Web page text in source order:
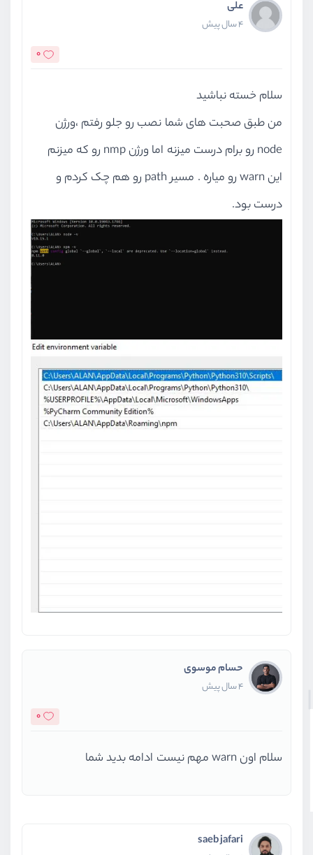
علی
4 سال پیش
0
سلام خسته نباشید
من طبق صحبت های شما نصب رو جلو رفتم ،ورژن
node رو برام درست میزنه اما ورژن nmp رو که میزنم
این warn رو میاره . مسیر path رو هم چک کردم و
درست بود.
حسام موسوی
4 سال پیش
0
سلام اون warn مهم نیست ادامه بدید شما
saeb jafari